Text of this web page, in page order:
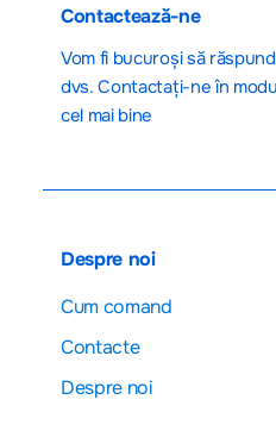
Contactează-ne
Vom fi bucuroși să
dvs. Contactați-ne în
cel mai bine
Despre noi
Cum comand
Contacte
Despre noi